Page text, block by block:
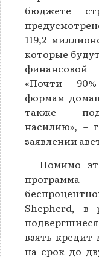
бюджете
119,2
которые
«Почти
формам
также
насилию», –
заявлении
Помимо
Shepherd, в
взять кредит
на срок до